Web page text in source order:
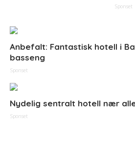
Sponset
Anbefalt: Fantastisk hotell i
basseng
Sponset
Nydelig sentralt hotell nær
Sponset